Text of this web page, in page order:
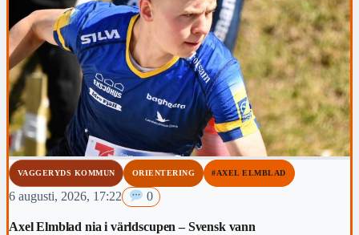
VAGGERYDS KOMMUN ORIENTERING #AXEL ELMBLAD
6 augusti, 2026, 17:22 0
Axel Elmblad nia i världscupen – Svensk vann